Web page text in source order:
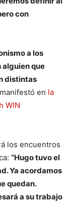
con
a los
alguien que
distintas
en la
WIN
los encuentros
“Hugo tuvo el
Ya acordamos
quedan.
a su trabajo